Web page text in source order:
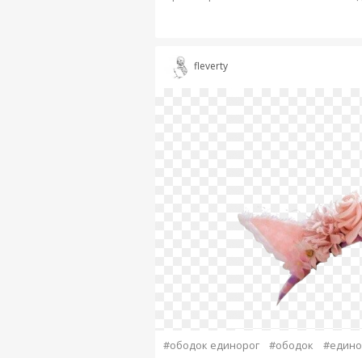
fleverty
#ободок единорог #ободок